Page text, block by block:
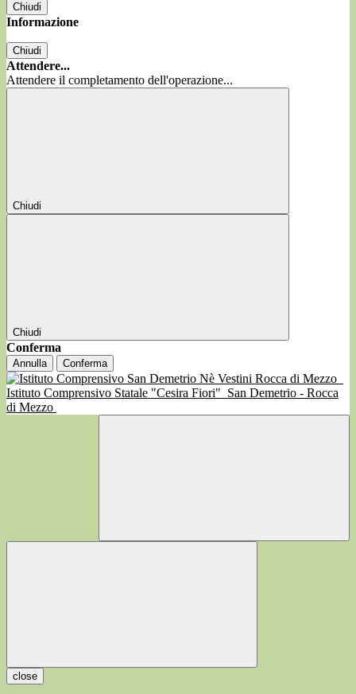
Chiudi
Informazione
Chiudi
Attendere...
Attendere il completamento dell'operazione...
Chiudi
Chiudi
Conferma
Annulla Conferma
Istituto Comprensivo Statale "Cesira Fiori" San Demetrio - Rocca
di Mezzo
close